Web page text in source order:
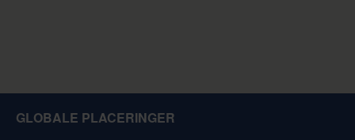
GLOBALE PLACERINGER